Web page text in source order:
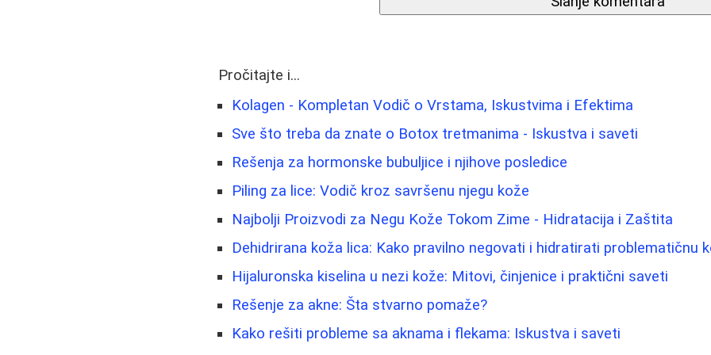
Pročitajte i...
Kolagen - Kompletan Vodič o Vrstama, Iskustvima i Efektima
Sve što treba da znate o Botox tretmanima - Iskustva i saveti
Rešenja za hormonske bubuljice i njihove posledice
Piling za lice: Vodič kroz savršenu njegu kože
Najbolji Proizvodi za Negu Kože Tokom Zime - Hidratacija i Zaštita
Dehidrirana koža lica: Kako pravilno negovati i hidratirati problematičnu
Hijaluronska kiselina u nezi kože: Mitovi, činjenice i praktični saveti
Rešenje za akne: Šta stvarno pomaže?
Kako rešiti probleme sa aknama i flekama: Iskustva i saveti